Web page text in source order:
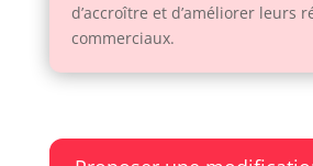
d’accroître et d’améliorer leurs
commerciaux.